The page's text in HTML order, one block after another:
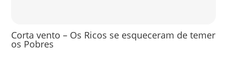
Corta vento – Os Ricos se esqueceram de temer
os Pobres